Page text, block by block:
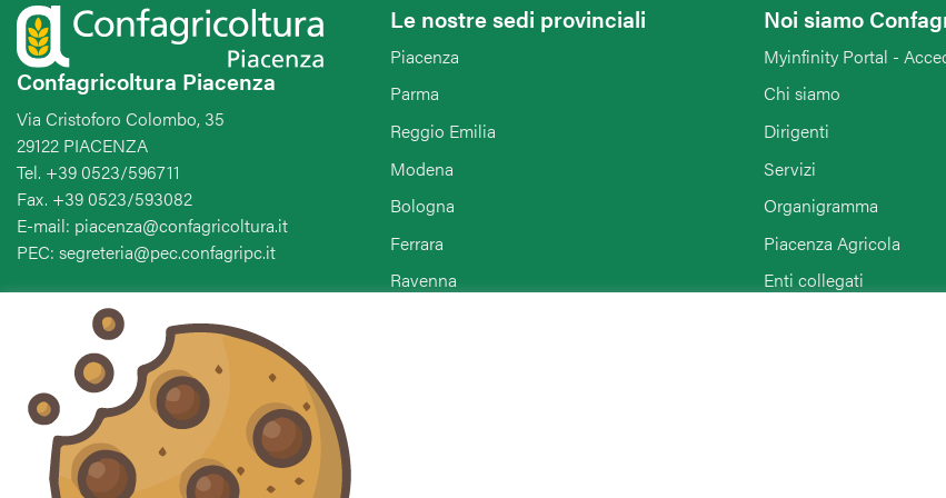
Confagricoltura Piacenza
Via Cristoforo Colombo, 35
29122 PIACENZA
Tel. +39 0523/596711
Fax. +39 0523/593082
E-mail: piacenza@confagricoltura.it
PEC: segreteria@pec.confagripc.it
Le nostre sedi provinciali
Piacenza
Parma
Reggio Emilia
Modena
Bologna
Ferrara
Ravenna
Noi siamo
Myinfinity Portal -
Chi siamo
Dirigenti
Servizi
Organigramma
Piacenza Agricola
Enti collegati
Seguici sui social